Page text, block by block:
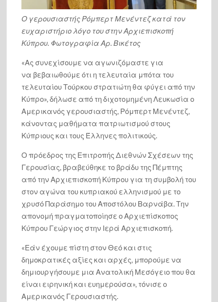
Η Ελλάδα πήρε την επενδυτική βαθμίδα: Ο Οίκος DBRS
αναβάθμισε την ελληνική οικονομία στο ΒΒΒ * Πολύ
σημαντική εξέλιξη σε μια πολύ δύσκολη συγκυρία, λέει ο
Η Ινδία ενδέχεται να αλλάξει σύντομα ονομασία: Ο Μόντι
άνοιξε την σύνοδο της G20 ως πρωθυπουργός της
“Μπάρατ”
Πού ζούμε; Οι βάρβαροι δολοφόνοι του Αντώνη
Καριώτη, δεν είναι άνθρωποι και ως ανθρωποειδή δεν
έχουν καμία σχέση με την Ναυτοσύνη, με τον Πολιτισμό
Μετά από 49 χρόνια κατοχής πόσους πολιτικούς ακούμε
να λένε το αυτονόητο, όπως το έθεσε ο κ. Μενέντεζ; Λύση
για να φύγει και ο τελευταίος Τούρκος στρατιώτης…
(video)
Κύπρου: Να συνεχίσουμε τον αγώνα μέχρι να φύγει από
την Κύπρο και η τελευταία μπότα του τελευταίου Τούρκου
στρατιώτη
Πλήρης ανατροπή για το 7ο θαύμα του Κόσμου: Οι
Κρεμαστοί Κήποι δεν ήταν στη Βαβυλώνα, αλλά στη
Νινευή – Δεν τους έφτιαξε ο Ναβουχοδονόσορ αλλά οι
Ασσύριοι [videos]
Ο γερουσιαστής Ρόμπερτ Μενέντεζ κατά τον
ευχαριστήριο λόγο του στην Αρχιεπισκοπή
Κύπρου. Φωτογραφία Αρ. Βικέτος
«Ας συνεχίσουμε να αγωνιζόμαστε για
να βεβαιωθούμε ότι η τελευταία μπότα του
τελευταίου Τούρκου στρατιώτη θα φύγει από την
Κύπρο», δήλωσε από τη διχοτομημένη Λευκωσία ο
Αμερικανός γερουσιαστής, Ρόμπερτ Μενέντεζ,
κάνοντας μαθήματα πατριωτισμού στους
Κύπριους και τους Έλληνες πολιτικούς.
Ο πρόεδρος της Επιτροπής Διεθνών Σχέσεων της
Γερουσίας, βραβεύθηκε το βράδυ της Πέμπτης
από την Αρχιεπισκοπή Κύπρου για τη συμβολή του
στον αγώνα του κυπριακού ελληνισμού με το
χρυσό Παράσημο του Αποστόλου Βαρνάβα. Την
απονομή πραγματοποίησε ο Αρχιεπίσκοπος
Κύπρου Γεώργιος στην Ιερά Αρχιεπισκοπή.
«Εάν έχουμε πίστη στον Θεό και στις
δημοκρατικές αξίες και αρχές, μπορούμε να
δημιουργήσουμε μια Ανατολική Μεσόγειο που θα
είναι ειρηνική και ευημερούσα», τόνισε ο
Αμερικανός Γερουσιαστής.